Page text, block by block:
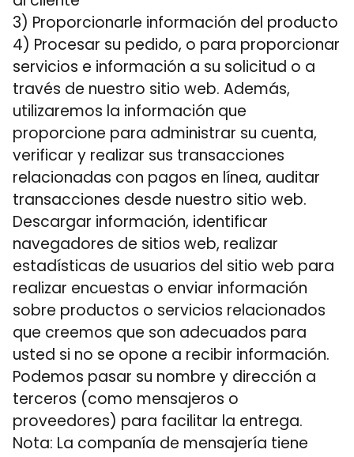
3) Proporcionarle información del producto
4) Procesar su pedido, o para proporcionar
servicios e información a su solicitud o a
través de nuestro sitio web. Además,
utilizaremos la información que
proporcione para administrar su cuenta,
verificar y realizar sus transacciones
relacionadas con pagos en línea, auditar
transacciones desde nuestro sitio web.
Descargar información, identificar
navegadores de sitios web, realizar
estadísticas de usuarios del sitio web para
realizar encuestas o enviar información
sobre productos o servicios relacionados
que creemos que son adecuados para
usted si no se opone a recibir información.
Podemos pasar su nombre y dirección a
terceros (como mensajeros o
proveedores) para facilitar la entrega.
Nota: La companía de mensajería tiene